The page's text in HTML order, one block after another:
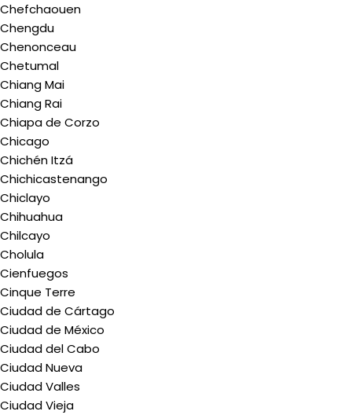
Chefchaouen
Chengdu
Chenonceau
Chetumal
Chiang Mai
Chiang Rai
Chiapa de Corzo
Chicago
Chichén Itzá
Chichicastenango
Chiclayo
Chihuahua
Chilcayo
Cholula
Cienfuegos
Cinque Terre
Ciudad de Cártago
Ciudad de México
Ciudad del Cabo
Ciudad Nueva
Ciudad Valles
Ciudad Vieja